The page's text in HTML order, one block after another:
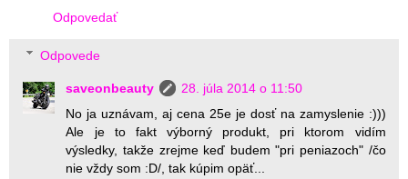
Odpovedať
Odpovede
saveonbeauty
28. júla 2014 o 11:50
No ja uznávam, aj cena 25e je dosť na zamyslenie :)))
Ale je to fakt výborný produkt, pri ktorom vidím
výsledky, takže zrejme keď budem "pri peniazoch" /čo
nie vždy som :D/, tak kúpim opäť...